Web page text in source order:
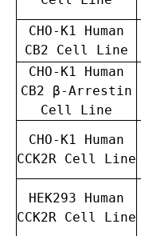
CHO-K1 Human
CB2 Cell Line
CHO-K1 Human
CB2 β-Arrestin
Cell Line
CHO-K1 Human
CCK2R Cell Line
HEK293 Human
CCK2R Cell Line